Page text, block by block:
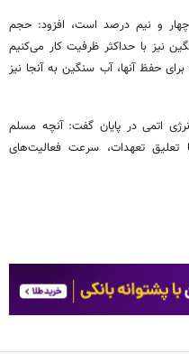
و نیم درصد است، افزود: حجم
نیز با حداکثر ظرفیت کار می‌کنیم
حفظ آنها، آب سنگین به آنجا نیز
اتمی در پایان گفت: آنچه مسلم
تعهدات، سرعت فعالیت‌های